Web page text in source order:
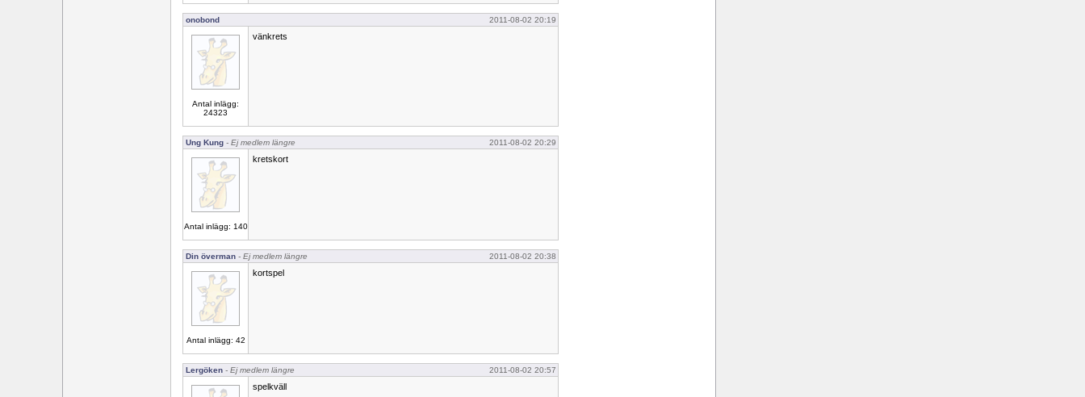
onobond 2011-08-02 20:19
Antal inlägg:
24323
vänkrets
Ung Kung - Ej medlem längre 2011-08-02 20:29
Antal inlägg: 140
kretskort
Din överman - Ej medlem längre 2011-08-02 20:38
Antal inlägg: 42
kortspel
Lergöken - Ej medlem längre 2011-08-02 20:57
spelkväll